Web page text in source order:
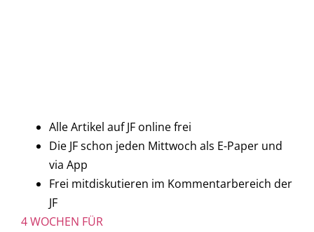
Alle Artikel auf JF online frei
Die JF schon jeden Mittwoch als E-Paper und
via App
Frei mitdiskutieren im Kommentarbereich der
JF
4 WOCHEN FÜR